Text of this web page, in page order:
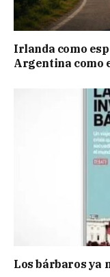
Irlanda como
Argentina como
Los bárbaros ya